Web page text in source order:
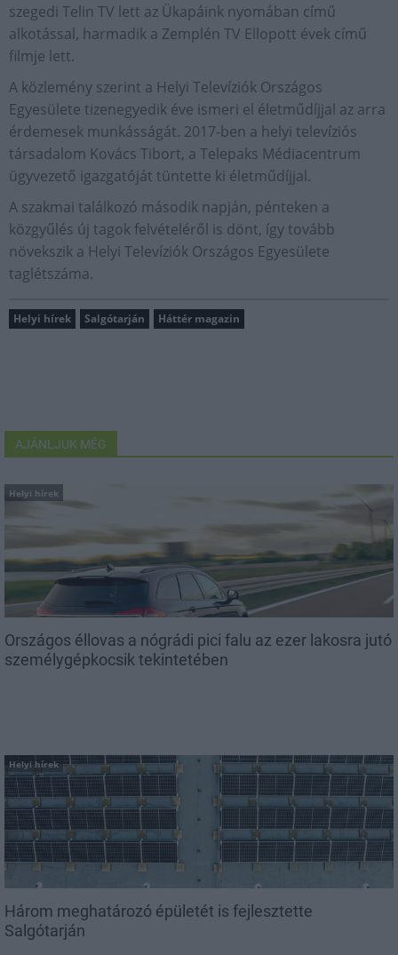
szegedi Telin TV lett az Ükapáink nyomában című
alkotással, harmadik a Zemplén TV Ellopott évek című
filmje lett.
A közlemény szerint a Helyi Televíziók Országos
Egyesülete tizenegyedik éve ismeri el életműdíjjal az arra
érdemesek munkásságát. 2017-ben a helyi televíziós
társadalom Kovács Tibort, a Telepaks Médiacentrum
ügyvezető igazgatóját tüntette ki életműdíjjal.
A szakmai találkozó második napján, pénteken a
közgyűlés új tagok felvételéről is dönt, így tovább
növekszik a Helyi Televíziók Országos Egyesülete
taglétszáma.
Helyi hírek Salgótarján Háttér magazin
AJÁNLJUK MÉG
Helyi hírek
Országos éllovas a nógrádi pici falu az ezer lakosra jutó
személygépkocsik tekintetében
Helyi hírek
Három meghatározó épületét is fejlesztette
Salgótarján